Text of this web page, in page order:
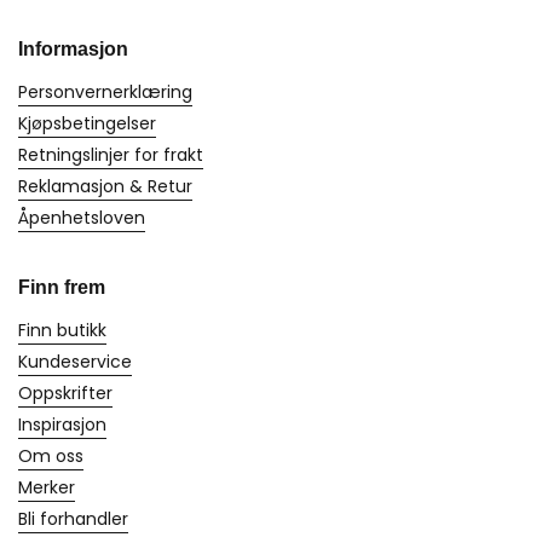
Informasjon
Personvernerklæring
Kjøpsbetingelser
Retningslinjer for frakt
Reklamasjon & Retur
Åpenhetsloven
Finn frem
Finn butikk
Kundeservice
Oppskrifter
Inspirasjon
Om oss
Merker
Bli forhandler